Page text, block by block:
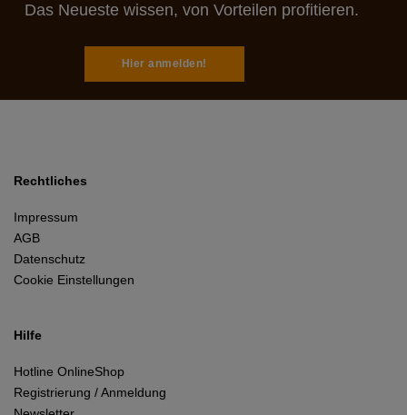
Das Neueste wissen, von Vorteilen profitieren.
Hier anmelden!
Rechtliches
Impressum
AGB
Datenschutz
Cookie Einstellungen
Hilfe
Hotline OnlineShop
Registrierung / Anmeldung